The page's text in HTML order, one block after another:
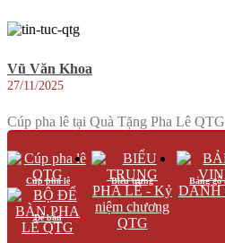
Vũ Văn Khoa
27/11/2025
Cúp pha lê tại Quà Tặng Pha Lê
bền, xứng đáng với giá trị của nó.
Hoàng Thị Lệ
Cúp pha lê Biểu trưng Bảng gỗ
Để bàn